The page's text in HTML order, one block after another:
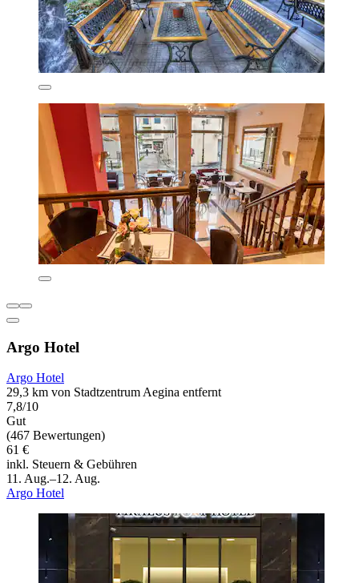
Argo Hotel
Argo Hotel
29,3 km von Stadtzentrum Aegina entfernt
7,8/10
Gut
(467 Bewertungen)
61 €
inkl. Steuern & Gebühren
11. Aug.–12. Aug.
Argo Hotel